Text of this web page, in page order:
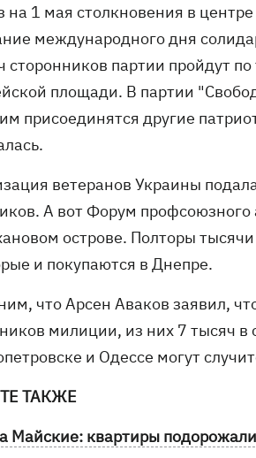
на 1 мая столкновения в
международного дня
сторонников партии пройдут
площади. В партии
присоединятся другие
ветеранов Украины
А вот Форум
острове. Полторы
и покупаются в Днепре.
что Арсен Аваков заявил,
милиции, из них 7 тысяч
и Одессе могут
ТАКЖЕ
Майские: квартиры